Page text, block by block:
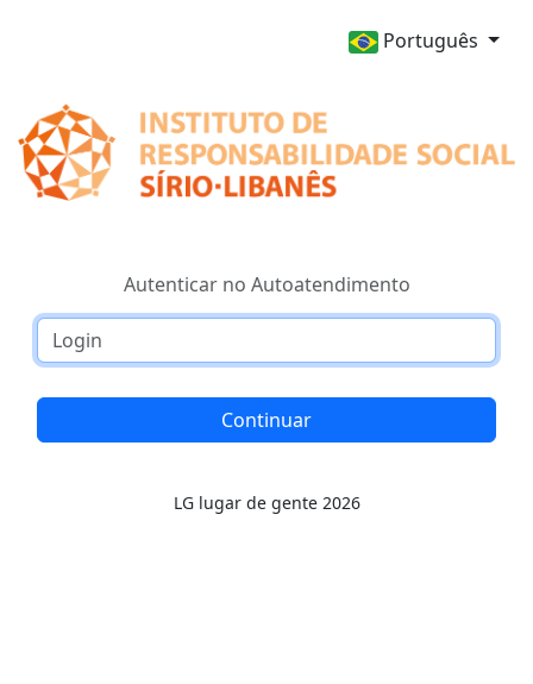
Português
Autenticar no Autoatendimento
Continuar
LG lugar de gente 2026